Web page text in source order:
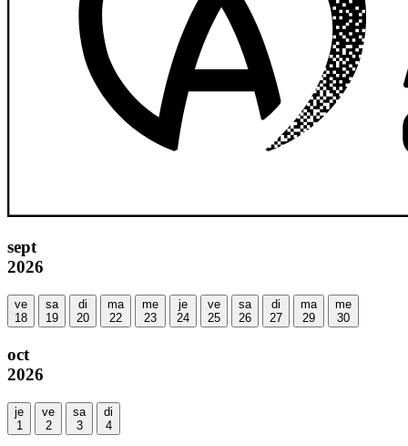
sept
2026
ve
18
sa
19
di
20
ma
22
me
23
je
24
ve
25
sa
26
di
27
ma
29
me
30
oct
2026
je
1
ve
2
sa
3
di
4